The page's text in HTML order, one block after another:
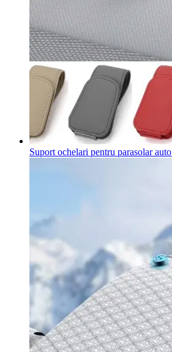
Suport ochelari pentru parasolar auto